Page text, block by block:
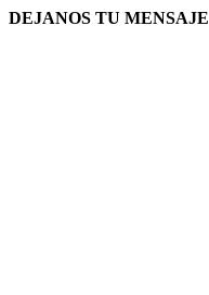
DEJANOS TU MENSAJE